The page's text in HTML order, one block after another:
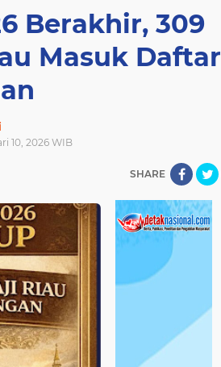
Berakhir, 309
Masuk Daftar
10, 2026 WIB
SHARE